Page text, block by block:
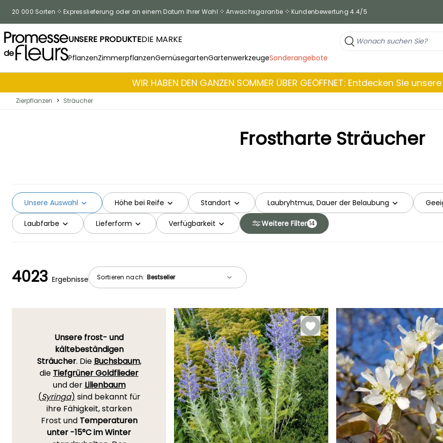
20 000 Sorten Expresslieferung oder an einem Datum Ihrer Wahl Anwachsgarantie Kundenbewertung 4.4/5
UNSERE PRODUKTEDIE MARKE
PflanzenZimmerpflanzenGemüsegartenGartenwerkzeugeSonderangebote
WIR HABEN DEN GANZEN SOMMER ÜBER GEÖFFNET: Entdecken Sie
Zierpflanzen > Sträucher
Frostharte Sträucher
Höhe bei Reife Standort Laubryhtmus, Dauer der Belaubung
Laubfarbe Lieferform
Unsere Auswahl
Verfügbarkeit Weitere Filter 14
Sortieren nach:
4023 Ergebnisse
Unsere frost- und
kältebeständigen
Sträucher. Die Buchsbaum,
die Tiefgrüner Goldflieder
und der Lilienbaum
(Syringa) sind bekannt für
ihre Fähigkeit, starken
Frost und Temperaturen
unter -15°C im Winter